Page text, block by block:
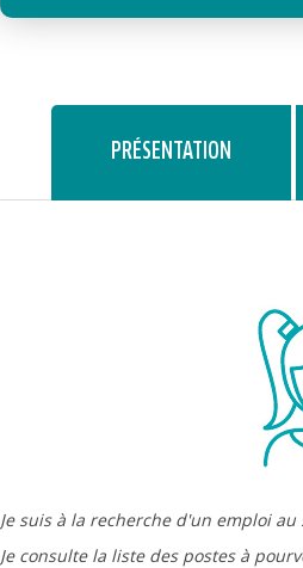
PRÉSENTATION
Je suis à la recherche d'un emploi
Je consulte la liste des postes à